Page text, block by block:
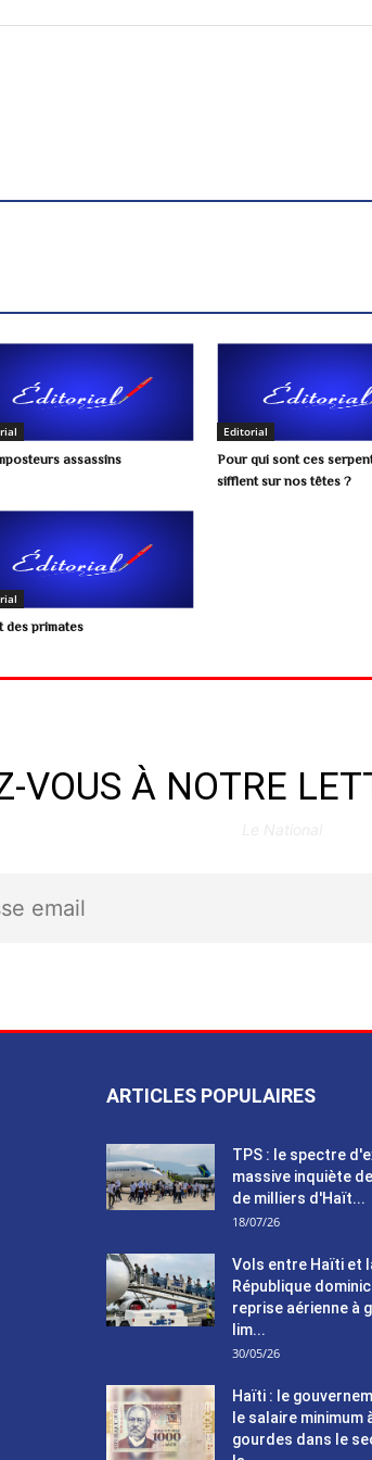
assassins
Editorial
Pour qui sont ces
sifflent sur nos têtes ?
des primates
VOUS À NOTRE
ARTICLES POPULAIRES
TPS : le spectre
massive inquiète
de milliers d'Haït...
18/07/26
Vols entre Haïti et
République
reprise aérienne à
lim...
30/05/26
Haïti : le
le salaire minimum
gourdes dans le